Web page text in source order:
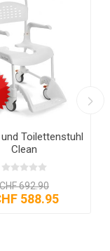
Toilettenstuhl
Clean
CHF 692.90
588.95